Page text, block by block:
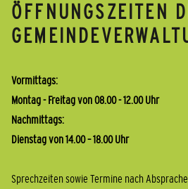
ÖFFNUNGSZEITEN
Vormittags:
Montag - Freitag von 08.00 - 12.00 Uhr
Nachmittags:
Dienstag von 14.00 – 18.00 Uhr
Sprechzeiten sowie Termine nach